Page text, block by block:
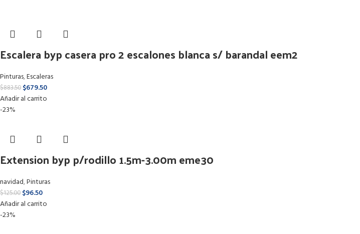
Escalera byp casera pro 2 escalones blanca s/ barandal eem2
Pinturas,Escaleras
$883.50 $679.50
Añadir al carrito
-23%
Extension byp p/rodillo 1.5m-3.00m eme30
navidad,Pinturas
$125.00 $96.50
Añadir al carrito
-23%